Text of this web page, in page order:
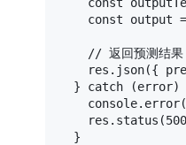
const output
// 返回预测结果
    res.
json({
  }
catch (error)
console. error(
    res.
status (500
  }